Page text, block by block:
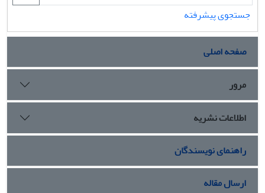
جستجوی پیشرفته
صفحه اصلی
مرور
اطلاعات نشریه
راهنمای نویسندگان
ارسال مقاله